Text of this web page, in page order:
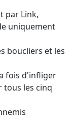
par Link,
uniquement
boucliers et les
fois d'infliger
les cinq